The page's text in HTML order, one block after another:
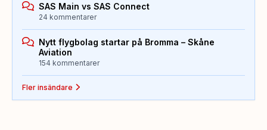
SAS Main vs SAS Connect
24 kommentarer
Nytt flygbolag startar på Bromma – Skåne
Aviation
154 kommentarer
Fler insändare